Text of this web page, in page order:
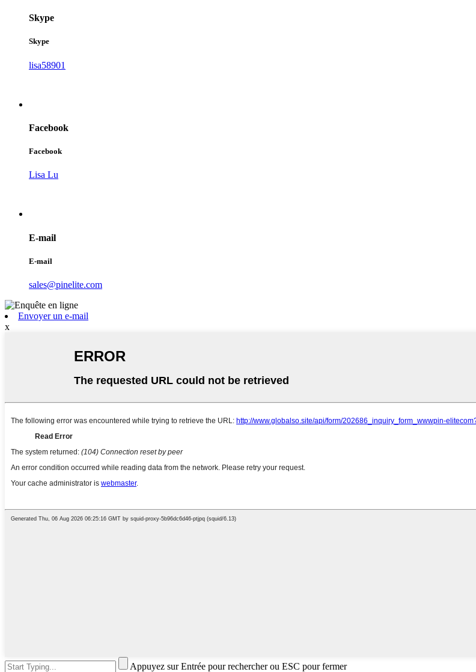
Skype
Skype
lisa58901
Facebook
Facebook
Lisa Lu
E-mail
E-mail
sales@pinelite.com
Envoyer un e-mail
x
Appuyez sur Entrée pour rechercher ou ESC pour fermer